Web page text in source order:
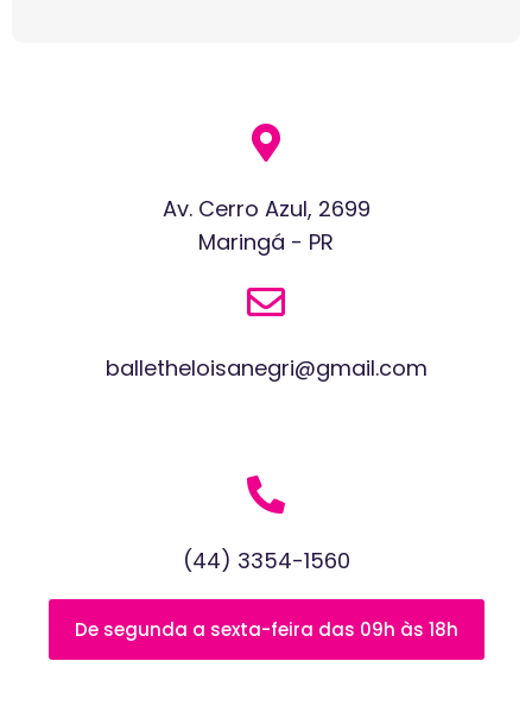
Av. Cerro Azul, 2699
Maringá - PR
balletheloisanegri@gmail.com
(44) 3354-1560
De segunda a sexta-feira das 09h às 18h​